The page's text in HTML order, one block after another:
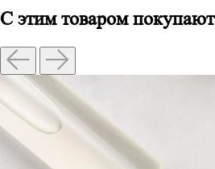
С этим товаром покупают